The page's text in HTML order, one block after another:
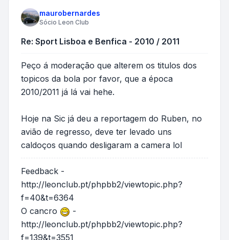
maurobernardes
Sócio Leon Club
Re: Sport Lisboa e Benfica - 2010 / 2011
Peço á moderação que alterem os titulos dos
topicos da bola por favor, que a época
2010/2011 já lá vai hehe.
Hoje na Sic já deu a reportagem do Ruben, no
avião de regresso, deve ter levado uns
caldoços quando desligaram a camera lol
Feedback -
http://leonclub.pt/phpbb2/viewtopic.php?
f=40&t=6364
O cancro
-
http://leonclub.pt/phpbb2/viewtopic.php?
f=139&t=3551